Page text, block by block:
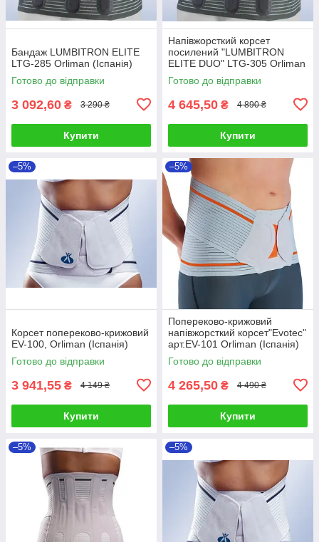
Бандаж LUMBITRON ELITE
LTG-285 Orliman (Іспанія)
Готово до відправки
3 092,60 ₴ 3 290 ₴
Купити
Напівжорсткий корсет
посилений "LUMBITRON
ELITE DUO" LTG-305 Orliman
(Іспанія)
Готово до відправки
4 645,50 ₴ 4 890 ₴
Купити
–5%
Корсет попереково-крижовий
EV-100, Orliman (Іспанія)
Готово до відправки
3 941,55 ₴ 4 149 ₴
Купити
–5%
Попереково-крижовий
напівжорсткий корсет"Evotec"
арт.EV-101 Orliman (Іспанія)
Готово до відправки
4 265,50 ₴ 4 490 ₴
Купити
–5% –5%